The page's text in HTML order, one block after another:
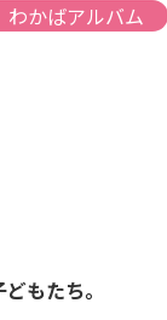
わかばアルバム
もたち。